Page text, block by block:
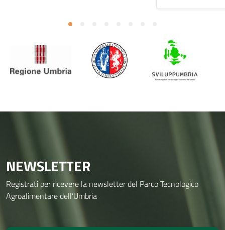
NEWSLETTER
Registrati per ricevere la newsletter del Parco Tecnologico
Agroalimentare dell’Umbria